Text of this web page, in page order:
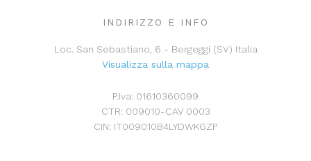
Animali:
No
Lavastoviglie:Si
INDIRIZZO E INFO
Loc. San Sebastiano, 6 - Bergeggi (SV) Italia
Visualizza sulla mappa
P.Iva: 01610360099
CTR: 009010-CAV 0003
CIN: IT009010B4LYDWKGZP